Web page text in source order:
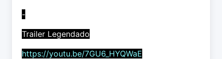
-
Trailer Legendado
https://youtu.be/7GU6_HYQWaE